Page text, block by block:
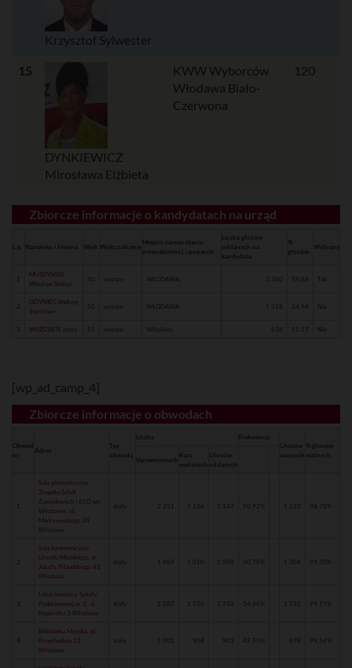
Krzysztof Sylwester
15
DYNKIEWICZ
Mirosława Elżbieta
KWW Wyborców
Włodawa Biało-
Czerwona
120
Zbiorcze informacje o kandydatach na urząd
L.p. Nazwisko i Imiona Wiek Wykształcenie
Miejsce zamieszkania
przynależność i poparcie
Liczba głosów
oddanych na
kandydata
głosów
Wybrany
1
MUSZYŃSKI
Wiesław Stefan
40 wyższe WŁODAWA, 3 260 Tak
2
ODYNIEC Andrzej
Stanisław
wyższe WŁODAWA, 1 358 24.94 Nie
WRZESIEŃ Jerzy wyższe Włodawa, 826 15.17 Nie
[wp_ad_camp_4]
Zbiorcze informacje o obwodach
Obwód
nr
Adres
Typ
obwodu
Liczba
Frekwencja
Głosów
ważnych
% głosów
ważnych
Uprawnionych
Kart
wydanych
Głosów
oddanych
1
Sala gimnastyczna
Zespołu Szkół
Zawodowych i II LO we
Włodawie, ul.
Modrzewskiego 24
Włodawa
stały 2 231 1 136 1 147 50.92% 1 133 98.78%
2
Sala konferencyjna
Urzędu Miejskiego, al.
Józefa Piłsudskiego 41
Włodawa
stały 1 989 1 010 1 009 50.78% 1 004
Lokal świetlicy Szkoły
Podstawowej nr 2, ul.
Kopernika 3 Włodawa
stały 2 287 1 250 1 242 54.66% 1 232 99.19%
4
Biblioteka Miejska, ul.
Przechodnia 13
Włodawa
stały 1 901 904 47.55% 99.56%